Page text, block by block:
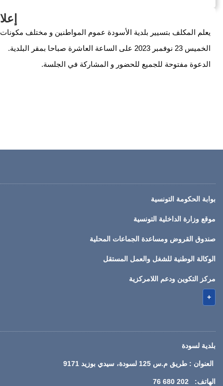
الخميس 23 نوفمبر 2023 على الساعة العاشرة صباحا بمقر البلدية.
الدعوة مفتوحة للجميع للحضور و المشاركة في الجلسة.
بوابة الحكومة التونسية
موقع وزارة الداخلية التونسية
صندوق القروض ومساعدة الجماعات المحلية
الوكالة الوطنية للشغل والعمل المستقل
مركز التكوين ودعم اللامركزية
+
بلدية لسودة
العنوان : طريق م.س 125 لسودة، سيدي بوزيد 9171
الهاتف: 202 680 76